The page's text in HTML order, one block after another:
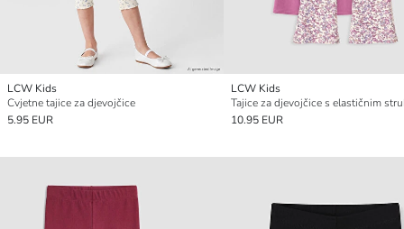
LCW Kids
Cvjetne tajice za djevojčice
5.95 EUR
LCW Kids
10.95 EUR